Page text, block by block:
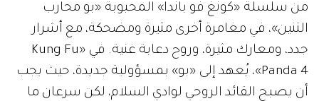
من سلسلة «كونغ فو باندا» المحبوبة «بو محارب
التنين»، في مغامرة أخرى مثيرة ومضحكة، مع أشرار
جدد، ومعارك مثيرة، وروح دعابة غنية. في «Kung Fu
Panda 4»، يُعهد إلى «بو» بمسؤولية جديدة، حيث يجب
أن يصبح القائد الروحي لوادي السلام، لكن سرعان ما